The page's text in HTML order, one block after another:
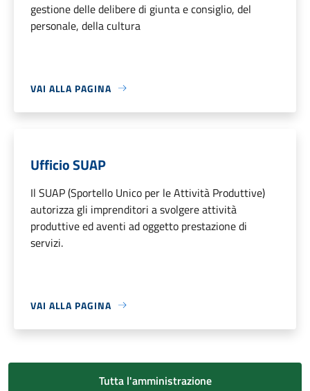
gestione delle delibere di giunta e consiglio, del
personale, della cultura
VAI ALLA PAGINA
Ufficio SUAP
Il SUAP (Sportello Unico per le Attività Produttive)
autorizza gli imprenditori a svolgere attività
produttive ed aventi ad oggetto prestazione di
servizi.
VAI ALLA PAGINA
Tutta l'amministrazione